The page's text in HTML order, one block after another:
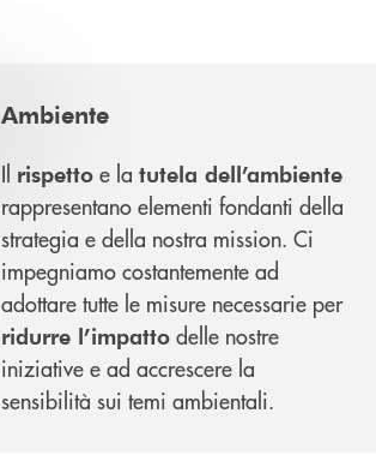
Ambiente
Il rispetto e latutela dell’ambiente
rappresentano elementi fondanti della
strategia e della nostra mission. Ci
impegniamo costantemente ad
adottare tutte le misure necessarie per
ridurre l’impatto delle nostre
iniziative e ad accrescere la
sensibilità sui temi ambientali.